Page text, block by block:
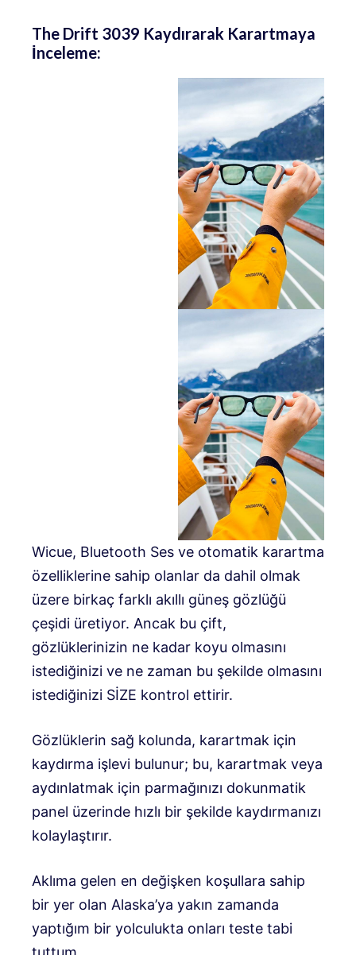
The Drift 3039 Kaydırarak Karartmaya
İnceleme:
Wicue, Bluetooth Ses ve otomatik karartma
özelliklerine sahip olanlar da dahil olmak
üzere birkaç farklı akıllı güneş gözlüğü
çeşidi üretiyor. Ancak bu çift,
gözlüklerinizin ne kadar koyu olmasını
istediğinizi ve ne zaman bu şekilde olmasını
istediğinizi SİZE kontrol ettirir.
Gözlüklerin sağ kolunda, karartmak için
kaydırma işlevi bulunur; bu, karartmak veya
aydınlatmak için parmağınızı dokunmatik
panel üzerinde hızlı bir şekilde kaydırmanızı
kolaylaştırır.
Aklıma gelen en değişken koşullara sahip
bir yer olan Alaska’ya yakın zamanda
yaptığım bir yolculukta onları teste tabi